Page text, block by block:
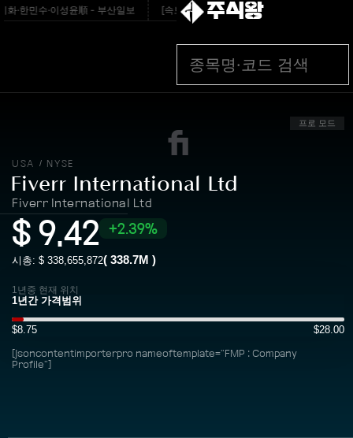
·한민수·이성윤順 - 부산일보 [속보]삼프로TV 개인정보 46만건 유출…계좌·
주식왕
프로 모드
USA / NYSE
Fiverr International Ltd
Fiverr International Ltd
$ 9.42 2.39%
시총: $ 338,655,872( 338.7M )
1년중 현재 위치
$8.75 $28.00
[jsoncontentimporterpro nameoftemplate="FMP : Company
Profile"]